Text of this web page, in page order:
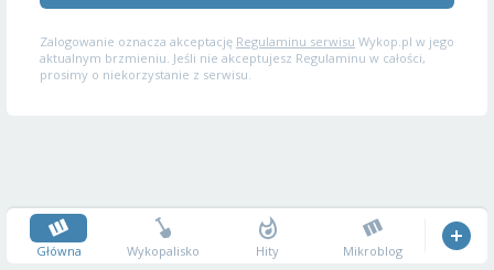
Zalogowanie oznacza akceptację Regulaminu serwisu Wykop.pl w jego
aktualnym brzmieniu. Jeśli nie akceptujesz Regulaminu w całości,
prosimy o niekorzystanie z serwisu.
Główna Wykopalisko Hity Mikroblog